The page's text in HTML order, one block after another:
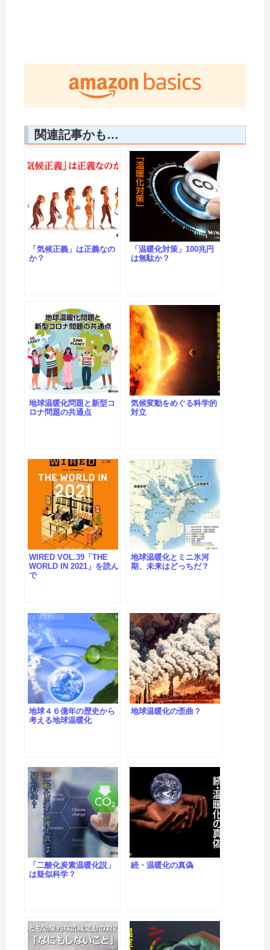
関連記事かも…
「気候正義」は正義なの
か？
「温暖化対策」100兆円
は無駄か？
地球温暖化問題と新型コ
ロナ問題の共通点
気候変動をめぐる科学的
対立
WIRED VOL.39「THE
WORLD IN 2021」を読ん
で
地球温暖化とミニ氷河
期、未来はどっちだ？
地球４６億年の歴史から
考える地球温暖化
地球温暖化の歪曲？
「二酸化炭素温暖化説」
は疑似科学？
続・温暖化の真偽